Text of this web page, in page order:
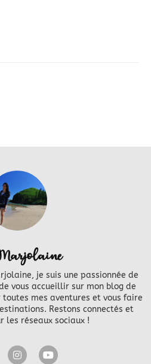
je suis une passionnée de
vous accueillir sur mon blog de
mes aventures et vous faire
Restons connectés et
les réseaux sociaux !